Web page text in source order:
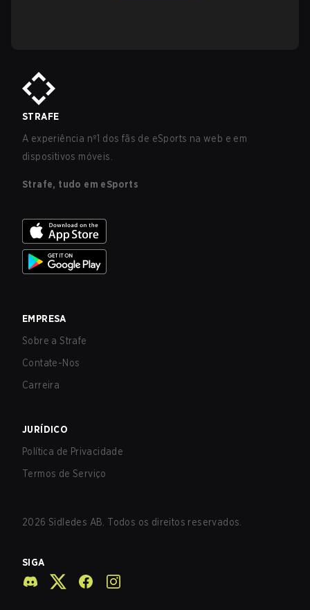
STRAFE
A experiência nº1 dos fãs de eSports na web e em
dispositivos móveis.
Strafe, tudo em eSports
EMPRESA
Sobre a Strafe
Contate-Nos
Carreira
JURÍDICO
Política de Privacidade
Termos de Serviço
2026 Sidledes AB. Todos os direitos reservados.
SIGA